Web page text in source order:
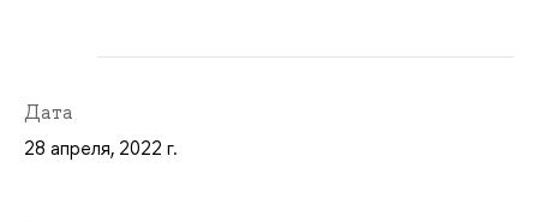
Дата
28 апреля, 2022 г.